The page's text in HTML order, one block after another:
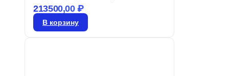
лазеры DPSS, работающие в
поперечном режиме TEM00 и
213500,00₽
В корзину